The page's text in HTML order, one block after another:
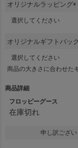
)
オリジナルラッピング
)
オリジナルギフトバッ
商品の大きさに合わせた
商品詳細
フロッピーグース
在庫切れ
申し訳ござい